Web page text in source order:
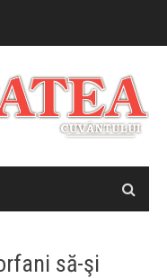
să-şi